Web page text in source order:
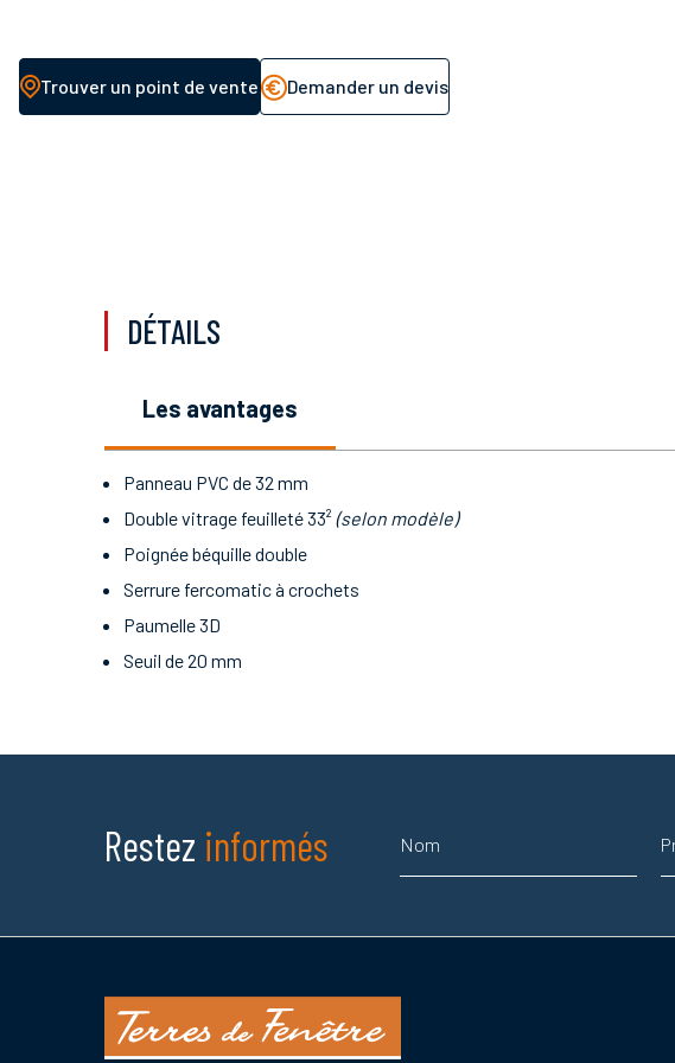
Trouver un point de vente Demander un devis
DÉTAILS
les avantages
Panneau PVC de 32 mm
Double vitrage feuilleté 33²(selon modèle)
Poignée béquille double
Serrure fercomatic à crochets
Paumelle 3D
Seuil de 20 mm
Restez informés